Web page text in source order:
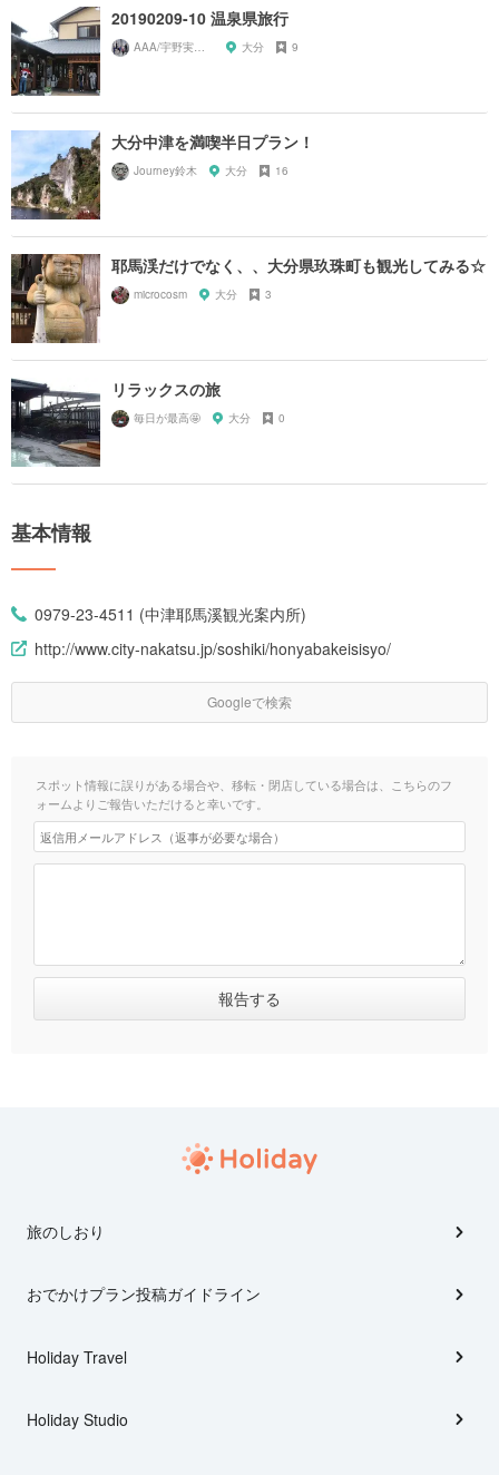
20190209-10 温泉県旅行
大分 9
大分中津を満喫半日プラン！
Journey鈴木 大分 16
耶馬渓だけでなく、、大分県玖珠町も観光してみる☆
microcosm 大分 3
リラックスの旅
毎日が最高🤩 大分 0
基本情報
0979-23-4511 (中津耶馬溪観光案内所)
http://www.city-nakatsu.jp/soshiki/honyabakeisisyo/
Googleで検索
スポット情報に誤りがある場合や、移転・閉店している場合は、こちらのフ
ォームよりご報告いただけると幸いです。
旅のしおり
おでかけプラン投稿ガイドライン
Holiday Travel
Holiday Studio